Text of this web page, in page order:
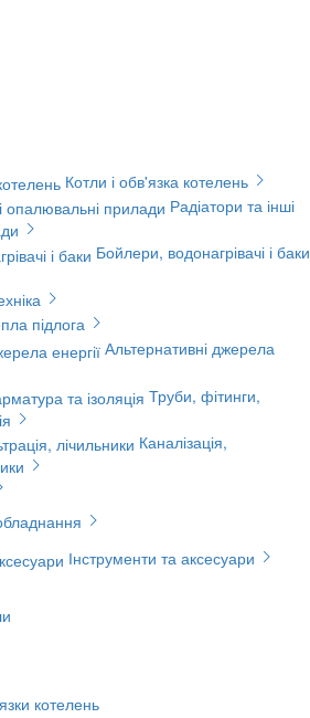
Котли і обв'язка котелень
Радіатори та інші
Бойлери, водонагрівачі і баки
підлога
Альтернативні джерела
Труби, фітинги,
Каналізація,
Інструменти та аксесуари
котелень